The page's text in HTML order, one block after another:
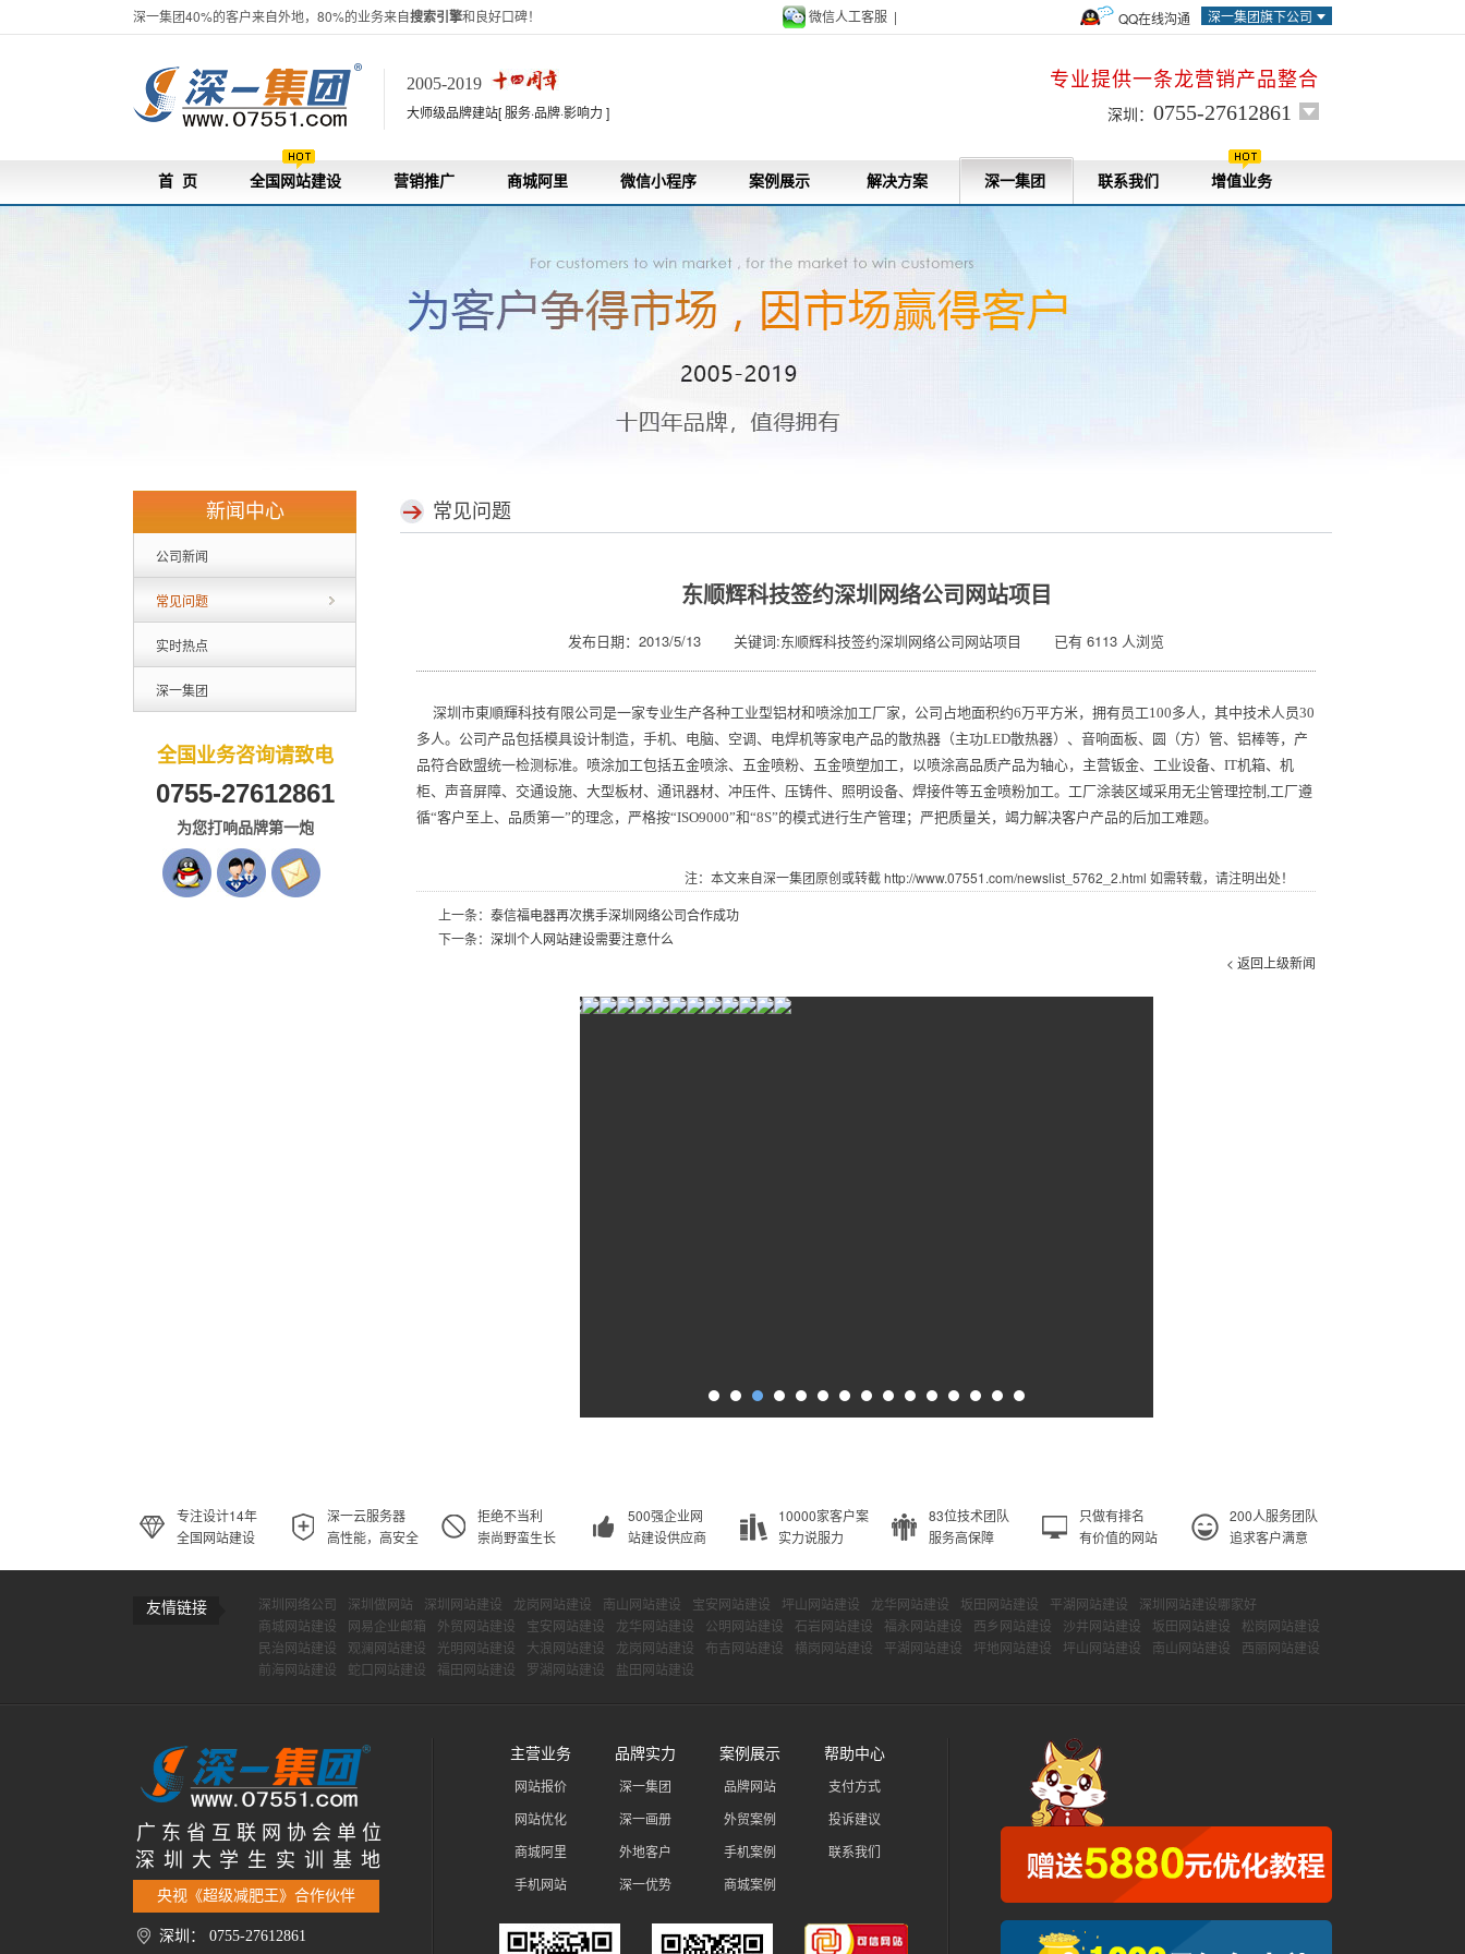
深一集团40%的客户来自外地，80%的业务来自搜索引擎和良好口碑！ 深一集团旗下公司
微信人工客服 | QQ在线沟通
2005-2019
大师级品牌建站[ 服务·品牌·影响力 ]
专业提供一条龙营销产品整合
深圳： 0755-27612861
首 页 全国网站建设 营销推广 商城阿里 微信小程序 案例展示 解决方案 深一集团 联系我们 增值业务
新闻中心
公司新闻
常见问题
实时热点
深一集团
全国业务咨询请致电
0755-27612861
为您打响品牌第一炮
常见问题
东顺辉科技签约深圳网络公司网站项目
发布日期：2013/5/13 关键词:东顺辉科技签约深圳网络公司网站项目 已有 6113 人浏览
深圳市東順輝科技有限公司是一家专业生产各种工业型铝材和喷涂加工厂家，公司占地面积约6万平方米，拥有员工100多人，其中技术人员30
多人。公司产品包括模具设计制造，手机、电脑、空调、电焊机等家电产品的散热器（主功LED散热器）、音响面板、圆（方）管、铝棒等，产
品符合欧盟统一检测标准。喷涂加工包括五金喷涂、五金喷粉、五金喷塑加工，以喷涂高品质产品为轴心，主营钣金、工业设备、IT机箱、机
柜、声音屏障、交通设施、大型板材、通讯器材、冲压件、压铸件、照明设备、焊接件等五金喷粉加工。工厂涂装区域采用无尘管理控制,工厂遵
循“客户至上、品质第一”的理念，严格按“ISO9000”和“8S”的模式进行生产管理；严把质量关，竭力解决客户产品的后加工难题。
注：本文来自深一集团原创或转截 http://www.07551.com/newslist_5762_2.html 如需转载，请注明出处！
上一条： 泰信福电器再次携手深圳网络公司合作成功
下一条： 深圳个人网站建设需要注意什么
< 返回上级新闻
专注设计14年
全国网站建设
深一云服务器
高性能，高安全
拒绝不当利
崇尚野蛮生长
500强企业网
站建设供应商
10000家客户案
实力说服力
83位技术团队
服务高保障
只做有排名
有价值的网站
200人服务团队
追求客户满意
友情链接 深圳网络公司 深圳做网站 深圳网站建设 龙岗网站建设 南山网站建设 宝安网站建设 坪山网站建设 龙华网站建设 坂田网站建设 平湖网站建设
深圳网站建设哪家好
商城网站建设
网易企业邮箱 外贸网站建设 宝安网站建设 龙华网站建设 公明网站建设 石岩网站建设 福永网站建设 西乡网站建设 沙井网站建设 坂田网站建设
松岗网站建设
民治网站建设
观澜网站建设 光明网站建设 大浪网站建设 龙岗网站建设 布吉网站建设 横岗网站建设 平湖网站建设 坪地网站建设 坪山网站建设 南山网站建设
西丽网站建设
前海网站建设
蛇口网站建设 福田网站建设 罗湖网站建设 盐田网站建设
广 东 省 互 联 网 协 会 单 位
深 圳 大 学 生 实 训 基 地
央视《超级减肥王》合作伙伴
深圳： 0755-27612861
主营业务
网站报价
网站优化
商城阿里
手机网站
品牌实力
深一集团
深一画册
外地客户
深一优势
案例展示
品牌网站
外贸案例
手机案例
商城案例
帮助中心
支付方式
投诉建议
联系我们